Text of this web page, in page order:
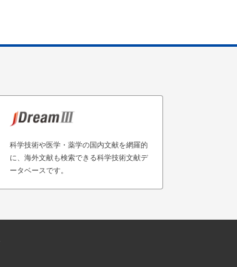
科学技術や医学・薬学の国内文献を網羅的
に、海外文献も検索できる科学技術文献デ
ータベースです。